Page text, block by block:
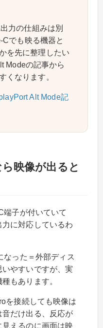
力の仕組みは別
でも映る機器と
を先に整理したい
Modeの記事から
くなります。
Alt Mode記
映像が出ると
端子が付いていて
に対応しているわ
なった＝外部ディス
やすいですが、実
もあります。
を接続しても映像は
だけ出る、反応が
えるのに画面は映